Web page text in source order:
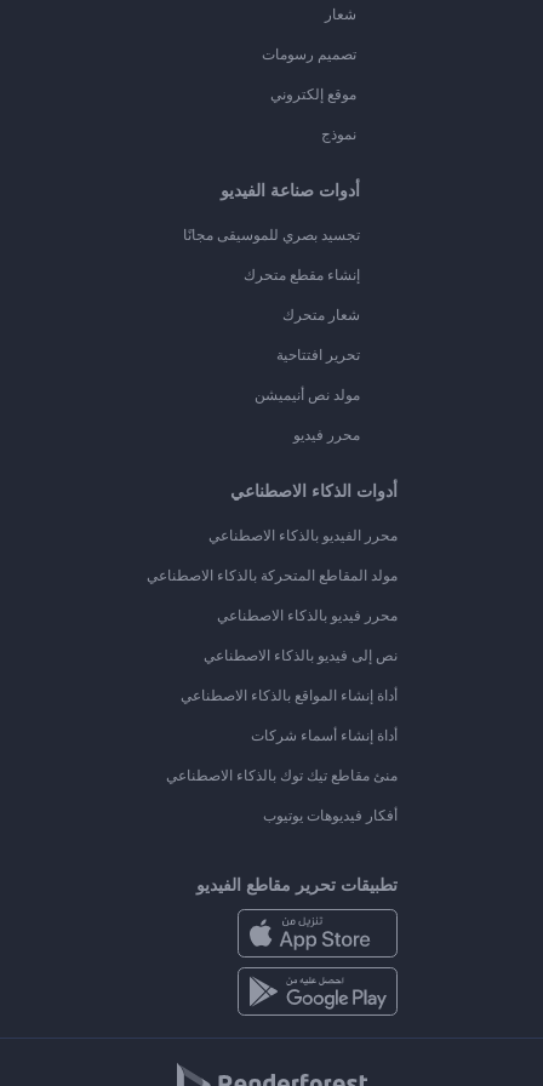
شعار
تصميم رسومات
موقع إلكتروني
نموذج
أدوات صناعة الفيديو
تجسيد بصري للموسيقى مجانًا
إنشاء مقطع متحرك
شعار متحرك
تحرير افتتاحية
مولد نص أنيميشن
محرر فيديو
أدوات الذكاء الاصطناعي
محرر الفيديو بالذكاء الاصطناعي
مولد المقاطع المتحركة بالذكاء الاصطناعي
محرر فيديو بالذكاء الاصطناعي
نص إلى فيديو بالذكاء الاصطناعي
أداة إنشاء المواقع بالذكاء الاصطناعي
أداة إنشاء أسماء شركات
منئ مقاطع تيك توك بالذكاء الاصطناعي
أفكار فيديوهات يوتيوب
تطبيقات تحرير مقاطع الفيديو